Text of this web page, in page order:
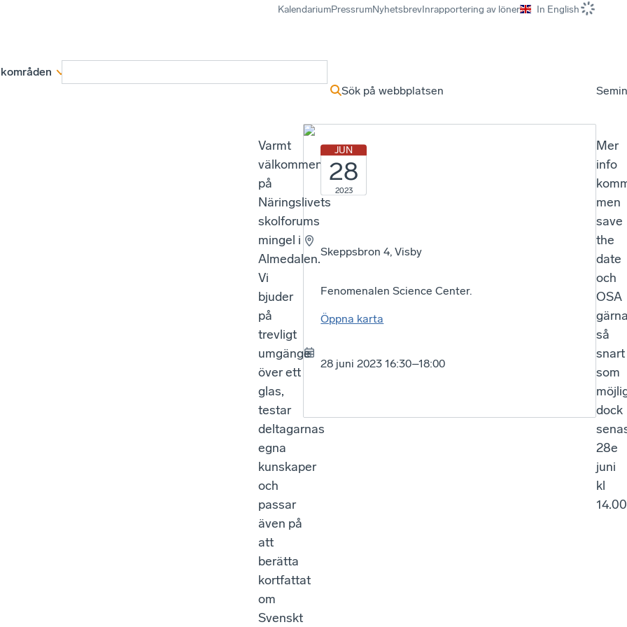
KalendariumPressrumNyhetsbrevInrapportering av löner In English
Sök på webbplatsen
JUN
28
2023
Skeppsbron 4, Visby
Fenomenalen Science Center.
Öppna karta
28 juni 2023 16:30–18:00
Varmt
välkommen
på
Näringslivets
skolforums
mingel i
Almedalen.
Vi
bjuder
på
trevligt
umgänge
över ett
glas,
testar
deltagarnas
egna
kunskaper
och
passar
även på
att
berätta
kortfattat
om
Svenskt
Mer
info
men
save
the
date
och
OSA
så
snart
som
dock
28e
juni
kl